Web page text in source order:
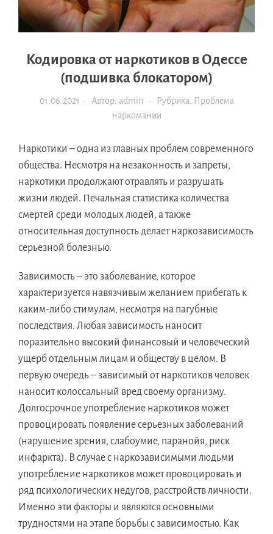
Кодировка от наркотиков в Одессе
(подшивка блокатором)
01.06.2021 · Автор: admin · Рубрика: Проблема
наркомании
Наркотики – одна из главных проблем современного
общества. Несмотря на незаконность и запреты,
наркотики продолжают отравлять и разрушать
жизни людей. Печальная статистика количества
смертей среди молодых людей, а также
относительная доступность делает наркозависимость
серьезной болезнью.
Зависимость – это заболевание, которое
характеризуется навязчивым желанием прибегать к
каким-либо стимулам, несмотря на пагубные
последствия. Любая зависимость наносит
поразительно высокий финансовый и человеческий
ущерб отдельным лицам и обществу в целом. В
первую очередь – зависимый от наркотиков человек
наносит колоссальный вред своему организму.
Долгосрочное употребление наркотиков может
провоцировать появление серьезных заболеваний
(нарушение зрения, слабоумие, паранойя, риск
инфаркта). В случае с наркозависимыми людьми
употребление наркотиков может провоцировать и
ряд психологических недугов, расстройств личности.
Именно эти факторы и являются основными
трудностями на этапе борьбы с зависимостью. Как